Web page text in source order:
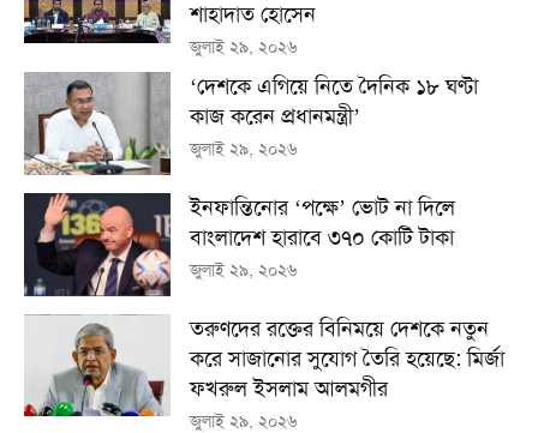
শাহাদাত হোসেন
জুলাই ২৯, ২০২৬
‘দেশকে এগিয়ে নিতে দৈনিক ১৮ ঘণ্টা
কাজ করেন প্রধানমন্ত্রী’
জুলাই ২৯, ২০২৬
ইনফান্তিনোর ‘পক্ষে’ ভোট না দিলে
বাংলাদেশ হারাবে ৩৭০ কোটি টাকা
জুলাই ২৯, ২০২৬
তরুণদের রক্তের বিনিময়ে দেশকে নতুন
করে সাজানোর সুযোগ তৈরি হয়েছে: মির্জা
ফখরুল ইসলাম আলমগীর
জুলাই ২৯, ২০২৬